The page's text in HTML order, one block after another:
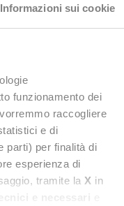
Informazioni sui cookie
funzionamento dei
raccogliere
e di
parti) per finalità di
esperienza di
tramite la X in
del Paese.
volontà di
percorso di
nel cogliere
dal PNRR. In
più fronti con un
nuovo
della PA, dai
per
la